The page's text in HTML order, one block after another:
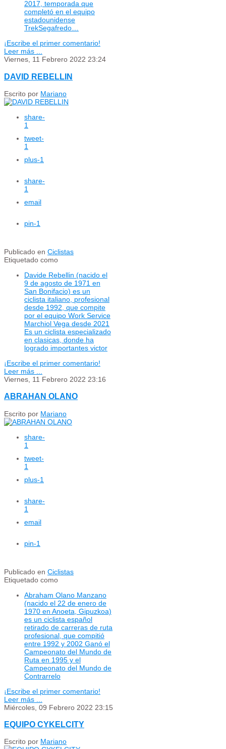
2017, temporada que
completó en el equipo
estadounidense
TrekSegafredo…
¡Escribe el primer comentario!
Leer más ...
Viernes, 11 Febrero 2022 23:24
DAVID REBELLIN
Escrito por Mariano
share-
1
tweet-
1
plus-1
share-
1
email
pin-1
Publicado en Ciclistas
Etiquetado como
Davide Rebellin (nacido el
9 de agosto de 1971 en
San Bonifacio) es un
ciclista italiano, profesional
desde 1992, que compite
por el equipo Work Service
Marchiol Vega desde 2021
Es un ciclista especializado
en clasicas, donde ha
logrado importantes victor
¡Escribe el primer comentario!
Leer más ...
Viernes, 11 Febrero 2022 23:16
ABRAHAN OLANO
Escrito por Mariano
share-
1
tweet-
1
plus-1
share-
1
email
pin-1
Publicado en Ciclistas
Etiquetado como
Abraham Olano Manzano
(nacido el 22 de enero de
1970 en Anoeta, Gipuzkoa)
es un ciclista español
retirado de carreras de ruta
profesional, que compitió
entre 1992 y 2002 Ganó el
Campeonato del Mundo de
Ruta en 1995 y el
Campeonato del Mundo de
Contrarrelo
¡Escribe el primer comentario!
Leer más ...
Miércoles, 09 Febrero 2022 23:15
EQUIPO CYKELCITY
Escrito por Mariano